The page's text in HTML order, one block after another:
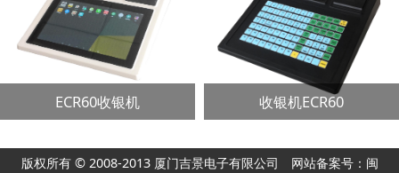
ECR60收银机 收银机ECR60
版权所有 © 2008-2013 厦门吉景电子有限公司 网站备案号：闽